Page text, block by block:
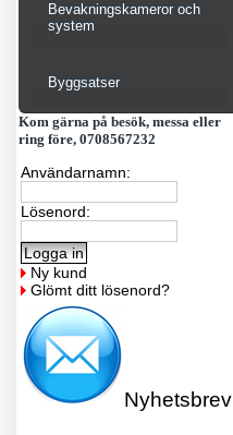
Bevakningskameror och
system
Byggsatser
Kom gärna på besök, messa eller
ring före, 0708567232
Användarnamn:
Lösenord:
Ny kund
Glömt ditt lösenord?
Nyhetsbrev